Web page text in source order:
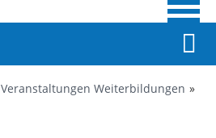
Veranstaltungen Weiterbildungen